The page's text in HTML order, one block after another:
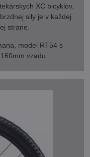
XC bicyklov.
sily je v každej
strane.
model RT54 s
vzadu.